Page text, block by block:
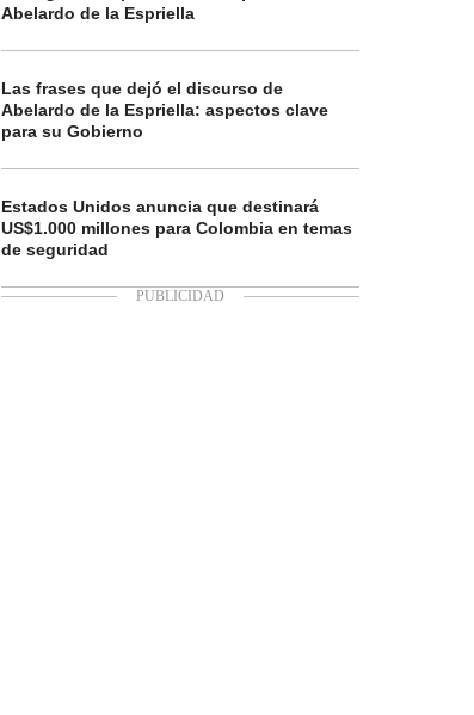
Abelardo de la Espriella
Las frases que dejó el discurso de
Abelardo de la Espriella: aspectos clave
para su Gobierno
Estados Unidos anuncia que destinará
US$1.000 millones para Colombia en temas
de seguridad